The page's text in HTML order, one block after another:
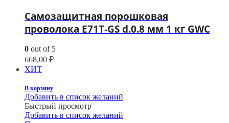
Самозащитная порошковая
проволока E71T-GS d.0.8 мм 1 кг GWC
0 out of 5
668,00 ₽
ХИТ
В корзину
Добавить в список желаний
Быстрый просмотр
Добавить в список желаний